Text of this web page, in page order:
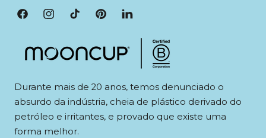
FacebookInstagramTikTokPinterestLinkedIn
Durante mais de 20 anos, temos denunciado o
absurdo da indústria, cheia de plástico derivado do
petróleo e irritantes, e provado que existe uma
forma melhor.